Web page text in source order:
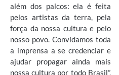
além dos palcos: ela é feita
pelos artistas da terra, pela
força da nossa cultura e pelo
nosso povo. Convidamos toda
a imprensa a se credenciar e
ajudar propagar ainda mais
nossa cultura por todo Brasil”,